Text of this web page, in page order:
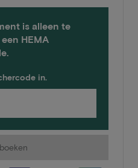
is alleen te
HEMA
in.